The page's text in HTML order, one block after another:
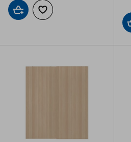
Προσθήκη στο καλάθι
Προσθήκη στα αγαπημένα